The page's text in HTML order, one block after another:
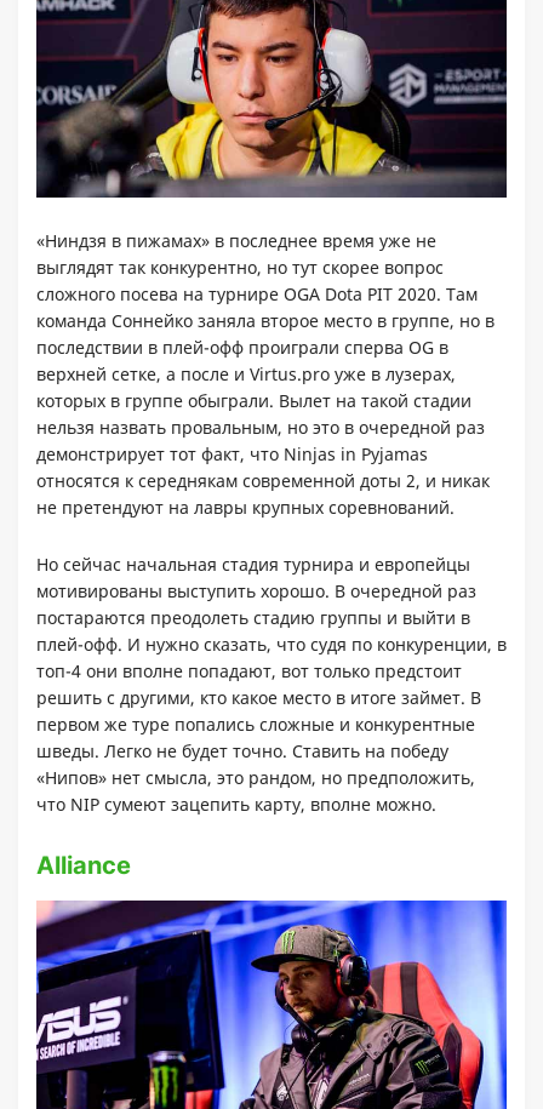
«Ниндзя в пижамах» в последнее время уже не
выглядят так конкурентно, но тут скорее вопрос
сложного посева на турнире OGA Dota PIT 2020. Там
команда Соннейко заняла второе место в группе, но в
последствии в плей-офф проиграли сперва OG в
верхней сетке, а после и Virtus.pro уже в лузерах,
которых в группе обыграли. Вылет на такой стадии
нельзя назвать провальным, но это в очередной раз
демонстрирует тот факт, что Ninjas in Pyjamas
относятся к середнякам современной доты 2, и никак
не претендуют на лавры крупных соревнований.
Но сейчас начальная стадия турнира и европейцы
мотивированы выступить хорошо. В очередной раз
постараются преодолеть стадию группы и выйти в
плей-офф. И нужно сказать, что судя по конкуренции, в
топ-4 они вполне попадают, вот только предстоит
решить с другими, кто какое место в итоге займет. В
первом же туре попались сложные и конкурентные
шведы. Легко не будет точно. Ставить на победу
«Нипов» нет смысла, это рандом, но предположить,
что NIP сумеют зацепить карту, вполне можно.
Alliance